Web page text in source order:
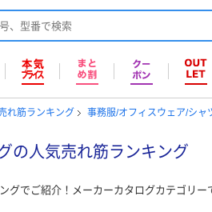
れ筋ランキング 事務服/オフィスウェア/シャ
の人気売れ筋ランキング
グでご紹介！メーカーカタログカテゴリ